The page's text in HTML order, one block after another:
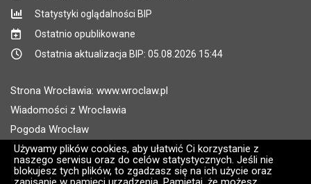
Używamy plików cookies, aby ułatwić Ci korzystanie z
naszego serwisu oraz do celów statystycznych. Jeśli nie
blokujesz tych plików, to zgadzasz się na ich użycie oraz
Statystyki oglądalności BIP
Ostatnio opublikowane
Ostatnia aktualizacja BIP: 05.08.2026 15:44
Strona Wrocławia: www.wroclaw.pl
Wiadomości z Wrocławia
Pogoda Wrocław
Rozkłady jazdy MPK Wrocław
Administratorem wroclaw.pl jest: ARAW